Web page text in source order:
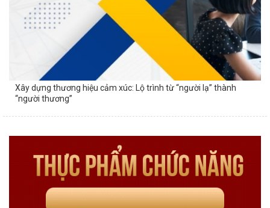
Xây dựng thương hiệu cảm xúc: Lộ trình từ “người lạ” thành
“người thương”